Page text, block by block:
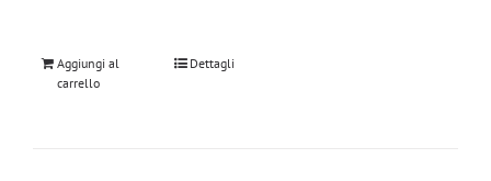
Aggiungi al
carrello
Dettagli